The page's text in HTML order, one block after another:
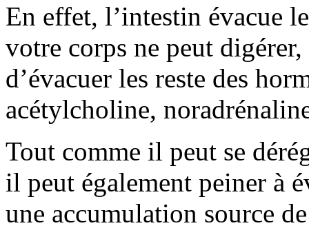
En effet, l’intestin évacue
votre corps ne peut
d’évacuer les reste des
acétylcholine,
Tout comme il peut se
il peut également peiner à
une accumulation source